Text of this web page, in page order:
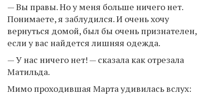
— Вы правы. Но у меня больше ничего нет.
Понимаете, я заблудился. И очень хочу
вернуться домой, был бы очень признателен,
если у вас найдется лишняя одежда.
— У нас ничего нет! — сказала как отрезала
Матильда.
Мимо проходившая Марта удивилась вслух: